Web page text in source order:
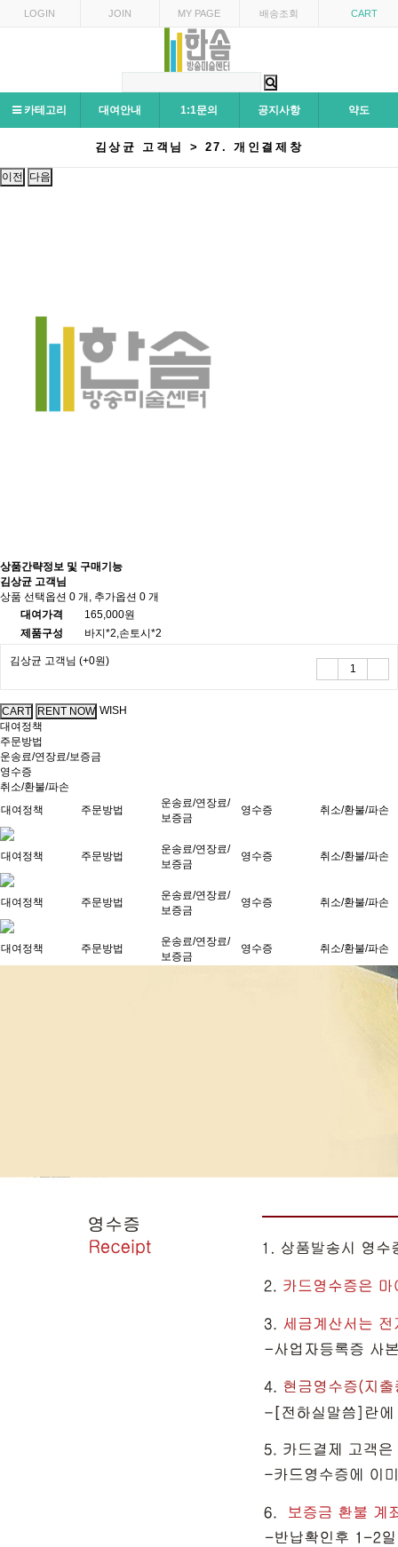
LOGIN JOIN MY PAGE 배송조회 CART
카테고리 대여안내 1:1문의 공지사항 약도
김상균 고객님 > 27. 개인결제창
이전 다음
상품간략정보 및 구매기능
김상균 고객님
상품 선택옵션 0 개, 추가옵션 0 개
대여가격
165,000원
제품구성
바지*2,손토시*2
김상균 고객님 (+0원)
WISH
대여정책
주문방법
운송료/연장료/보증금
영수증
취소/환불/파손
대여정책
주문방법
운송료/연장료/
보증금
영수증 취소/환불/파손
대여정책 주문방법
운송료/연장료/
보증금
영수증 취소/환불/파손
대여정책 주문방법
운송료/연장료/
보증금
영수증 취소/환불/파손
대여정책 주문방법
운송료/연장료/
보증금
영수증 취소/환불/파손